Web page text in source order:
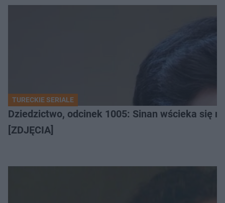
TURECKIE SERIALE
Dziedzictwo, odcinek 1005: Sinan wścieka się
[ZDJĘCIA]